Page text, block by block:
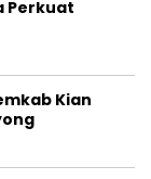
Perkuat
Kian